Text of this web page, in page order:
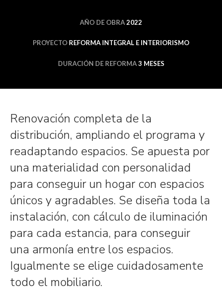
AÑO DE OBRA2022
PROYECTO REFORMA INTEGRAL E INTERIORISMO
DURACIÓN DE REFORMA3 MESES
Renovación completa de la
distribución, ampliando el programa y
readaptando espacios. Se apuesta por
una materialidad con personalidad
para conseguir un hogar con espacios
únicos y agradables. Se diseña toda la
instalación, con cálculo de iluminación
para cada estancia, para conseguir
una armonía entre los espacios.
Igualmente se elige cuidadosamente
todo el mobiliario.